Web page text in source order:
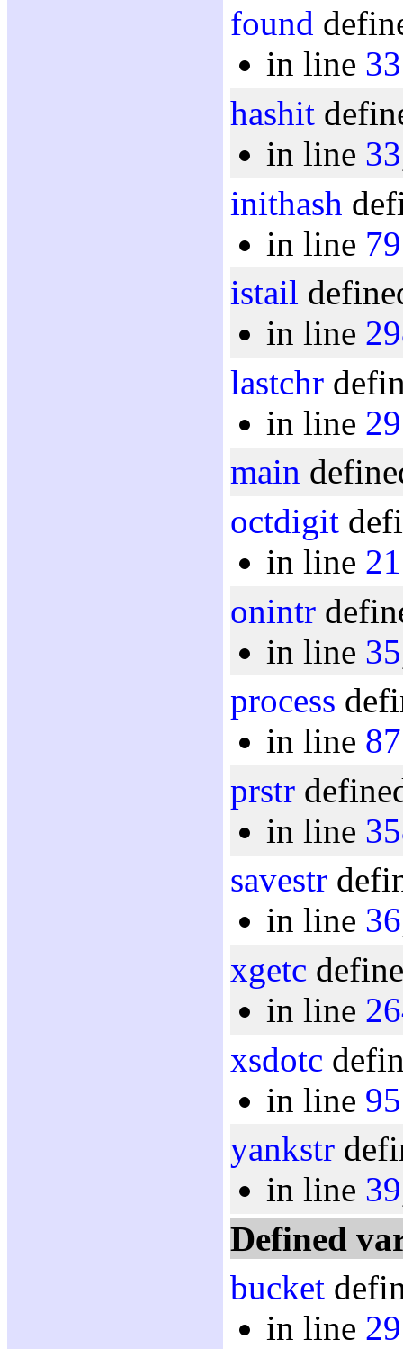
found
in line
hashit
in line 33
inithash
in line 79
istail
in line
lastchr
in line
main
octdigit
in line
onintr
in line 35
process
in line 87
prstr
in line
savestr
in line 36
xgetc
in line
xsdotc
in line 95
yankstr
in line 39
Defined
bucket
in line